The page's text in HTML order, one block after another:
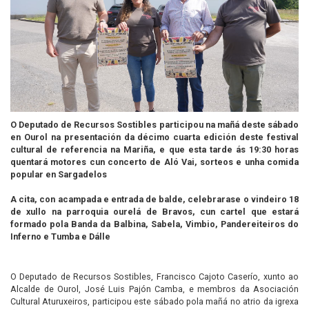
O Deputado de Recursos Sostibles participou na mañá deste sábado
en Ourol na presentación da décimo cuarta edición deste festival
cultural de referencia na Mariña, e que esta tarde ás 19:30 horas
quentará motores cun concerto de Aló Vai, sorteos e unha comida
popular en Sargadelos
A cita, con acampada e entrada de balde, celebrarase o vindeiro 18
de xullo na parroquia ourelá de Bravos, cun cartel que estará
formado pola Banda da Balbina, Sabela, Vimbio, Pandereiteiros do
Inferno e Tumba e Dálle
O Deputado de Recursos Sostibles, Francisco Cajoto Caserío, xunto ao
Alcalde de Ourol, José Luis Pajón Camba, e membros da Asociación
Cultural Aturuxeiros, participou este sábado pola mañá no atrio da igrexa